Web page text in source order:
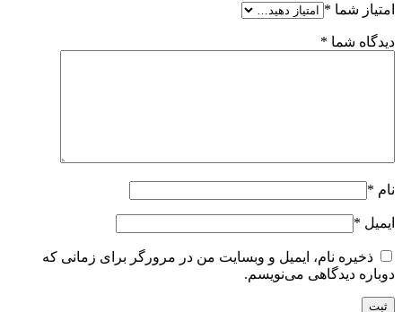
امتیاز شما *
دیدگاه شما *
نام *
ایمیل *
ذخیره نام، ایمیل و وبسایت من در مرورگر برای زمانی که
دوباره دیدگاهی می‌نویسم.